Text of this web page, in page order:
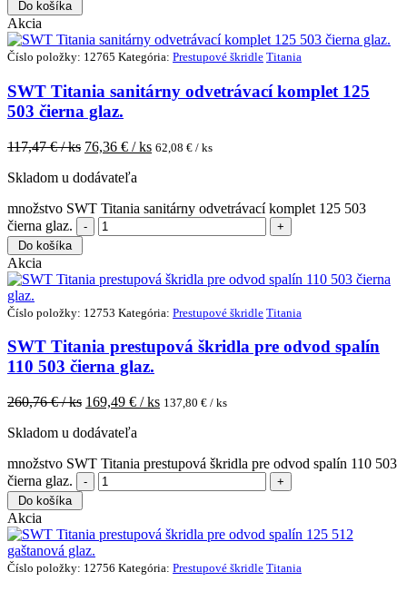
Do košíka
Akcia
Číslo položky: 12765 Kategória: Prestupové škridle Titania
SWT Titania sanitárny odvetrávací komplet 125
503 čierna glaz.
117,47€ / ks 76,36 € / ks 62,08 € / ks
Skladom u dodávateľa
množstvo SWT Titania sanitárny odvetrávací komplet 125 503
čierna glaz.
Do košíka
Akcia
Číslo položky: 12753 Kategória: Prestupové škridle Titania
SWT Titania prestupová škridla pre odvod spalín
110 503 čierna glaz.
260,76€ / ks 169,49 € / ks 137,80 € / ks
Skladom u dodávateľa
množstvo SWT Titania prestupová škridla pre odvod spalín 110 503
čierna glaz.
Do košíka
Akcia
Číslo položky: 12756 Kategória: Prestupové škridle Titania